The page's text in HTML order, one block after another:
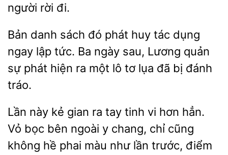
đi.
Bản danh sách đó phát huy tác dụng
ngay lập
Ba ngày
Lương quản
sự phát
ra một lô tơ lụa đã bị đánh
tráo.
Lần này kẻ gian ra tay tinh vi hơn hẳn.
Vỏ bọc bên
y chang, chỉ cũng
không hề phai màu như lần trước, điểm